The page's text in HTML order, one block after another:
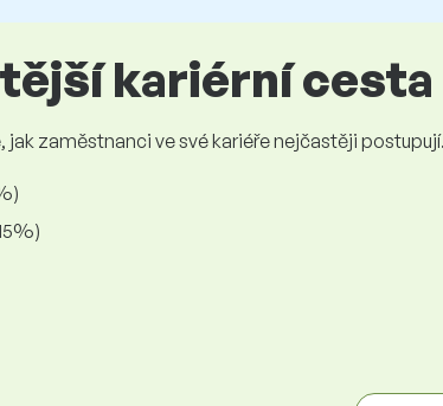
kariérní
jak zaměstnanci ve své kariéře nejčastěji